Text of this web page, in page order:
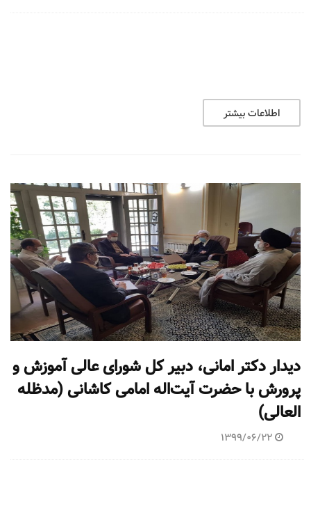
اطلاعات بیشتر
دیدار دکتر امانی، دبیر کل شورای عالی آموزش ‌و
پرورش با حضرت آیت‌اله امامی کاشانی (مدظله
العالی)
1399/06/22